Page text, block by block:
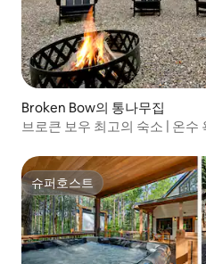
Broken Bow의 통나무집
브로큰 보우 최고의 숙소 | 온수
슈퍼호스트
슈퍼호스트